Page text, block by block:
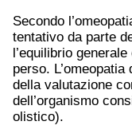
Secondo
tentativo da parte
l’equilibrio
perso.
della valutazione
dell’organismo
olistico).